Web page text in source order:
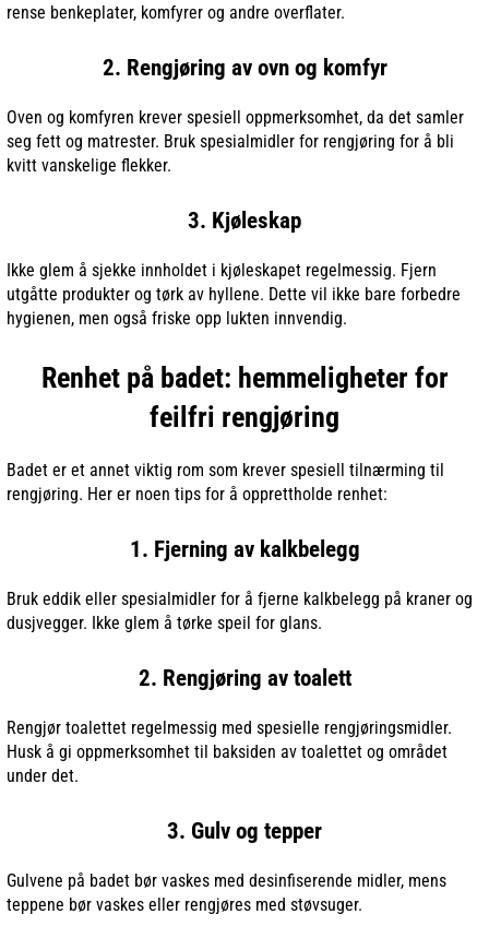
rense benkeplater, komfyrer og andre overflater.
2. Rengjøring av ovn og komfyr
Oven og komfyren krever spesiell oppmerksomhet, da det samler
seg fett og matrester. Bruk spesialmidler for rengjøring for å bli
kvitt vanskelige flekker.
3. Kjøleskap
Ikke glem å sjekke innholdet i kjøleskapet regelmessig. Fjern
utgåtte produkter og tørk av hyllene. Dette vil ikke bare forbedre
hygienen, men også friske opp lukten innvendig.
Renhet på badet: hemmeligheter for
feilfri rengjøring
Badet er et annet viktig rom som krever spesiell tilnærming til
rengjøring. Her er noen tips for å opprettholde renhet:
1. Fjerning av kalkbelegg
Bruk eddik eller spesialmidler for å fjerne kalkbelegg på kraner og
dusjvegger. Ikke glem å tørke speil for glans.
2. Rengjøring av toalett
Rengjør toalettet regelmessig med spesielle rengjøringsmidler.
Husk å gi oppmerksomhet til baksiden av toalettet og området
under det.
3. Gulv og tepper
Gulvene på badet bør vaskes med desinfiserende midler, mens
teppene bør vaskes eller rengjøres med støvsuger.